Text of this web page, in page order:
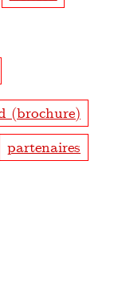
(brochure)
partenaires